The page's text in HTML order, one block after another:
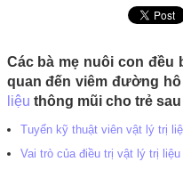
Các bà mẹ nuôi con đều
quan đến viêm đường
liệu thông mũi cho trẻ
Tuyển kỹ thuật viên vật lý trị
Vai trò của điều trị vật lý trị